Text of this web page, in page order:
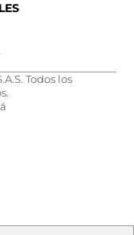
Todos los